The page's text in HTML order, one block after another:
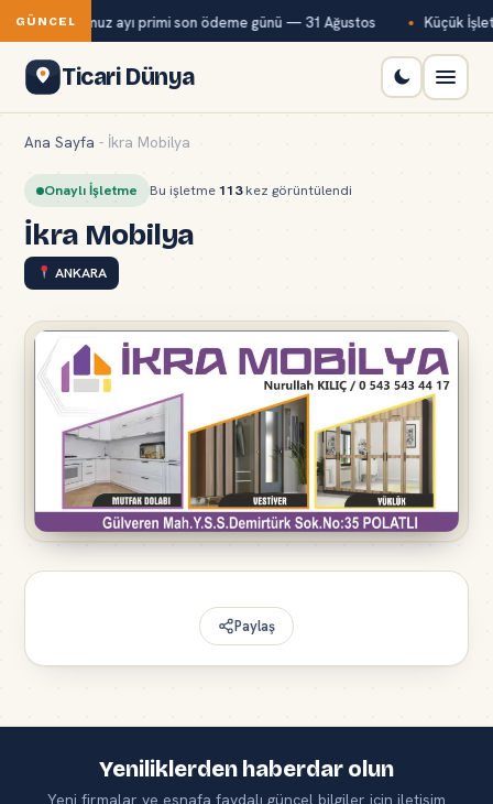
GÜNCEL
Kur temmuz ayı primi son ödeme günü — 31 Ağustos Küçük
Ticari Dünya
Ana Sayfa - İkra Mobilya
Onaylı İşletme Bu işletme113kez görüntülendi
İkra Mobilya
ANKARA
Paylaş
Yeniliklerden haberdar olun
Yeni firmalar ve esnafa faydalı güncel bilgiler için iletişim